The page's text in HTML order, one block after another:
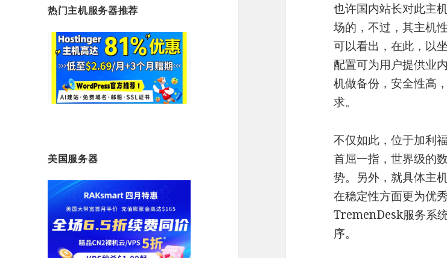
热门主机服务器推荐
美国服务器
也许国内站长对此主
场的，不过，其主机
可以看出，在此，以
配置可为用户提供业
机做备份，安全性高
求。
不仅如此，位于加利
首屈一指，世界级的
势。另外，就具体主
在稳定性方面更为优
TremenDesk服务系
序。